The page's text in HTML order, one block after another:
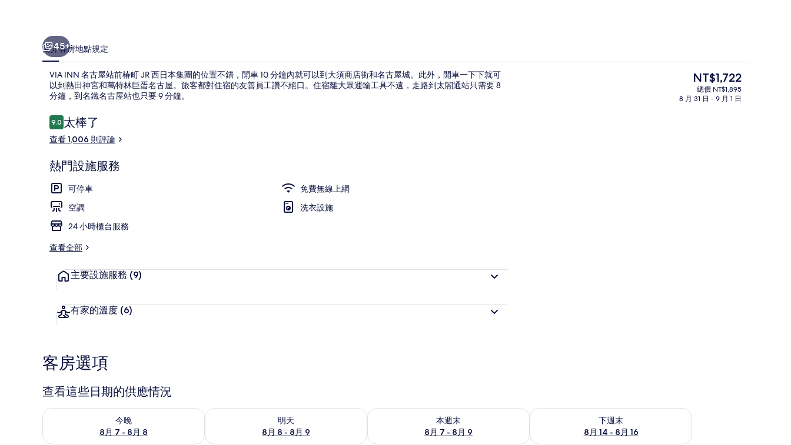
團
的
相
片
集
住宿設施服務
45+
簡介客房地點規定
VIA INN 名古屋站前椿町 JR 西日本集團的位置不錯，開車 10 分鐘內就可以到大須商店街和名古屋城。此外，開車一下下就可
以到熱田神宮和萬特林巨蛋名古屋。旅客都對住宿的友善員工讚不絕口。住宿離大眾運輸工具不遠，走路到太閤通站只需要 8
分鐘，到名鐵名古屋站也只要 9 分鐘。
評
論
9.09.0 分，滿分 10 分，
太棒了
查看 1,006 則評論
熱門設施服務
可停車
免費無線上網
空調
洗衣設施
24 小時櫃台服務
查看全部
主要設施服務 (9)
有家的溫度 (6)
目
前
的
NT$1,722
總價 NT$1,895
8 月 31 日 - 9 月 1 日
客房選項
查看這些日期的供應情況
今晚
8月 7 - 8月 8
查看今晚 (8月 7 - 8月 8) 的供應情況
明天
8月 8 - 8月 9
查看明天 (8月 8 - 8月 9) 的供應情況
本週末
8月 7 - 8月 9
查看本週末 (8月 7 - 8月 9) 的供應情況
下週末
8月 14 - 8月 16
查看下週末 (8月 14 - 8月 16) 的供應情況